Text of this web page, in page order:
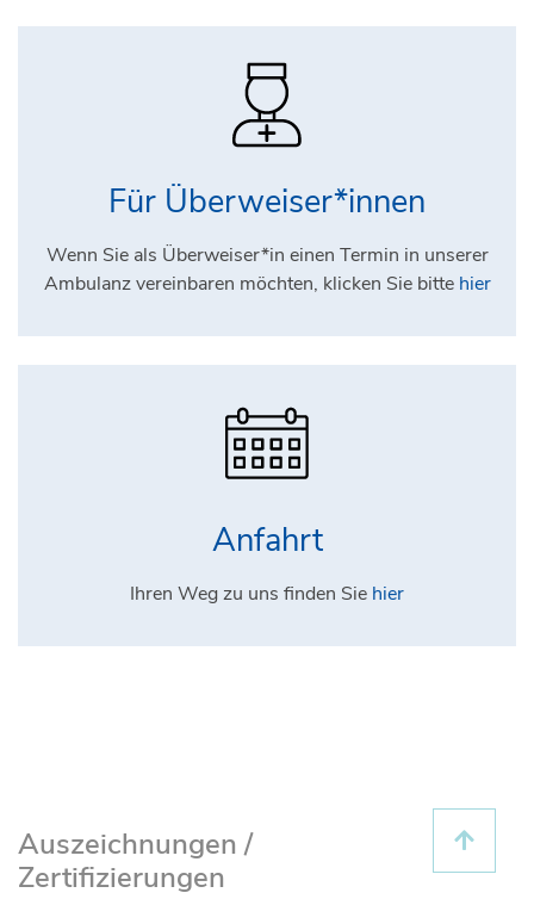
Für Überweiser*innen
Wenn Sie als Überweiser*in einen Termin in unserer
Ambulanz vereinbaren möchten, klicken Sie bitte hier
Anfahrt
Ihren Weg zu uns finden Sie hier
Auszeichnungen /
Zertifizierungen